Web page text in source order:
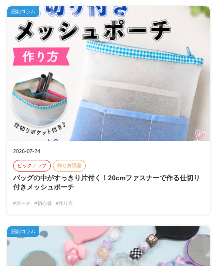
2026-07-24
ピックアップ 作り方講座
バッグの中がすっきり片付く！20cmファスナーで作る仕切り
付きメッシュポーチ
#ポーチ #初心者 #作り方
紐釦コラム
紐釦コラム